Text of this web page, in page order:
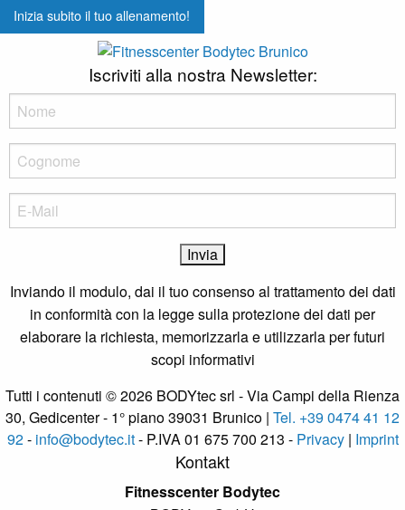
Inizia subito il tuo allenamento!
Iscriviti alla nostra Newsletter:
Inviando il modulo, dai il tuo consenso al trattamento dei dati
in conformità con la legge sulla protezione dei dati per
elaborare la richiesta, memorizzarla e utilizzarla per futuri
scopi informativi
Tutti i contenuti © 2026 BODYtec srl - Via Campi della Rienza
30, Gedicenter - 1° piano 39031 Brunico | Tel. +39 0474 41 12
92- info@bodytec.it- P.IVA 01 675 700 213 - Privacy| Imprint
Kontakt
Fitnesscenter Bodytec